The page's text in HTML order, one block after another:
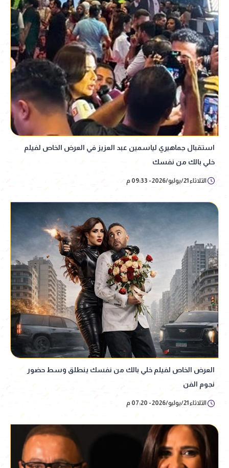
استقبال جماهيري لياسمين عبد العزيز في العرض الخاص لفيلم
خلي بالك من نفسك
الثلاثاء 21/يوليو/2026 - 09:33 م
العرض الخاص لفيلم خلي بالك من نفسك ينطلق وسط حضور
نجوم الفن
الثلاثاء 21/يوليو/2026 - 07:20 م